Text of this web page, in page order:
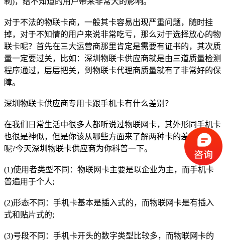
对于不法的物联卡商，一般其卡容易出现严重问题，随时挂
掉，对于不知情的用户来说非常吃亏，那么对于选择放心的物
联卡呢？首先在三大运营商那里肯定是需要有证书的，其次质
量一定要过关，比如：深圳物联卡供应商就是由三道质量检测
程序通过，层层把关，到物联卡代理商质量就有了非常好的保
障。
深圳物联卡供应商专用卡跟手机卡有什么差别？
在我们日常生活中很多人都听说过物联网卡，其外形同手机卡
也很是神似，但是你该从哪些方面来了解两种卡的差别所在
呢?今天深圳物联卡供应商为你科普一下。
(1)使用者类型不同：物联网卡主要是以企业为主，而手机卡
普遍用于个人;
(2)形态不同：手机卡基本是插入式的，而物联网卡是有插入
式和贴片式的;
(3)号段不同：手机卡开头的数字类型比较多，而物联网卡的